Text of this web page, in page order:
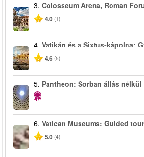
3. Colosseum Arena, Roman
4.0 (1)
4. Vatikán és a Sixtus-kápolna:
4.6 (5)
5. Pantheon: Sorban állás nélkül
6. Vatican Museums: Guided
5.0 (4)